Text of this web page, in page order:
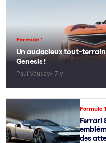
Formule 1
Un audacieux tout-terrain
Genesis !
Paul Vaussy 7 y
Formule 1
Ferrari
des